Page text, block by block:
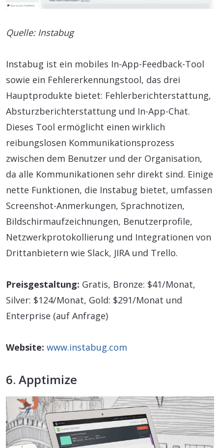
Quelle: Instabug
Instabug ist ein mobiles In-App-Feedback-Tool
sowie ein Fehlererkennungstool, das drei
Hauptprodukte bietet: Fehlerberichterstattung,
Absturzberichterstattung und In-App-Chat.
Dieses Tool ermöglicht einen wirklich
reibungslosen Kommunikationsprozess
zwischen dem Benutzer und der Organisation,
da alle Kommunikationen sehr direkt sind. Einige
nette Funktionen, die Instabug bietet, umfassen
Screenshot-Anmerkungen, Sprachnotizen,
Bildschirmaufzeichnungen, Benutzerprofile,
Netzwerkprotokollierung und Integrationen von
Drittanbietern wie Slack, JIRA und Trello.
Preisgestaltung: Gratis, Bronze: $41/Monat,
Silver: $124/Monat, Gold: $291/Monat und
Enterprise (auf Anfrage)
Website: www.instabug.com
6. Apptimize